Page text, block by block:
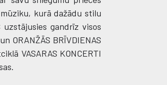
mūziku, kurā dažādu stilu
gandrīz visos
ORANŽĀS BRĪVDIENAS
VASARAS KONCERTI